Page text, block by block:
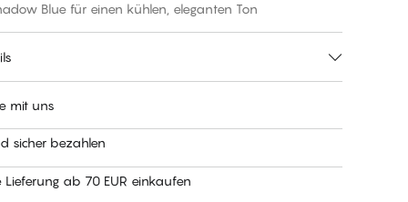
Blue für einen kühlen, eleganten Ton
mit uns
sicher bezahlen
Lieferung ab 70 EUR einkaufen